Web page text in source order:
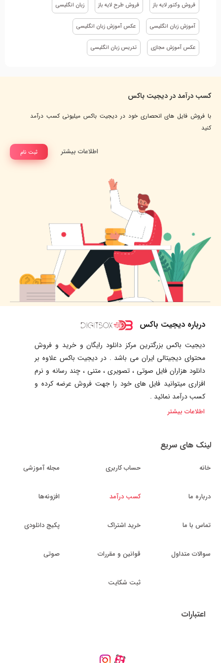
فروش وکتور لایه باز فروش طرح لایه باز زبان انگلیسی
آموزش زبان انگلیسی عکس آموزش زبان انگلیسی
عکس آموزش مجازی تدریس زبان انگلیسی
کسب درآمد در دیجیت باکس
با فروش فایل های انحصاری خود در دیجیت باکس میلیونی کسب درآمد
کنید
ثبت نام اطلاعات بیشتر
درباره دیجیت باکس
دیجیت باکس بزرگترین مرکز دانلود رایگان و خرید و فروش
محتوای دیجیتالی ایران می باشد . در دیجیت باکس علاوه بر
دانلود هزاران فایل صوتی ، تصویری ، متنی ، چند رسانه و نرم
افزاری میتوانید فایل های خود را جهت فروش عرضه کرده و
کسب درآمد نمائید .
اطلاعات بیشتر
لینک های سریع
خانه
درباره ما
تماس با ما
سوالات متداول
حساب کاربری
کسب درآمد
خرید اشتراک
قوانین و مقررات
ثبت شکایت
مجله آموزشی
افزونه‌ها
پکیج دانلودی
صوتی
اعتبارات